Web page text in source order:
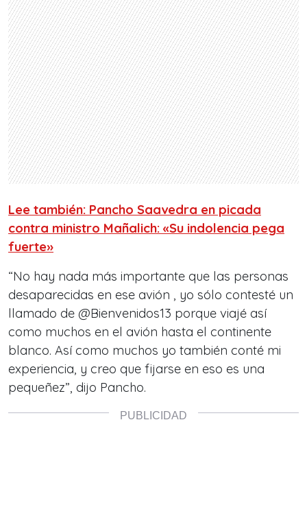
Lee también: Pancho Saavedra en picada
contra ministro Mañalich: «Su indolencia pega
fuerte»
“No hay nada más importante que las personas
desaparecidas en ese avión , yo sólo contesté un
llamado de @Bienvenidos13 porque viajé así
como muchos en el avión hasta el continente
blanco. Así como muchos yo también conté mi
experiencia, y creo que fijarse en eso es una
pequeñez”, dijo Pancho.